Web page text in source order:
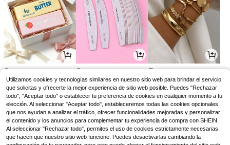
3 2 5
Utilizamos cookies y tecnologías similares en nuestro sitio web para brindar el servicio
que solicitas y ofrecerte la mejor experiencia de sitio web posible. Puedes "Rechazar
todo", "Aceptar todo" o establecer tu preferencia de cookies en cualquier momento a tu
elección. Al seleccionar "Aceptar todo", estableceremos todas las cookies opcionales,
que nos ayudan a analizar el tráfico, ofrecer funcionalidades mejoradas y personalizar
el contenido y los anuncios para complementar tu experiencia de compra con SHEIN.
Al seleccionar "Rechazar todo", permites el uso de cookies estrictamente necesarias
que hacen que nuestro sitio web funcione. Puedes desactivarlas cambiando la